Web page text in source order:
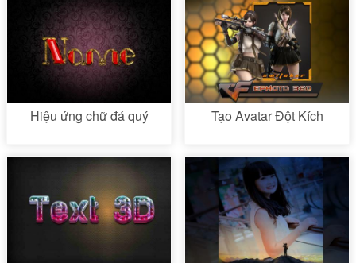
Hiệu ứng chữ đá quý Tạo Avatar Đột Kích